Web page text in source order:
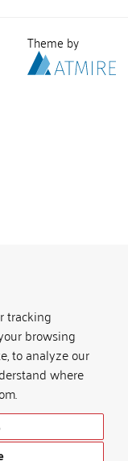
tracking
browsing
to analyze our
where
Theme by